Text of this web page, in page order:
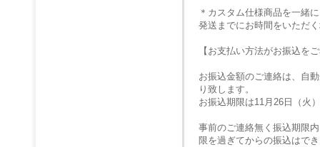
＊カスタム仕様商品を一緒
発送までにお時間をいただ
【お支払い方法がお振込を
お振込金額のご連絡は、自
り致します。
お振込期限は11月26日（火
事前のご連絡無く振込期限
限を過ぎてからの振込はで